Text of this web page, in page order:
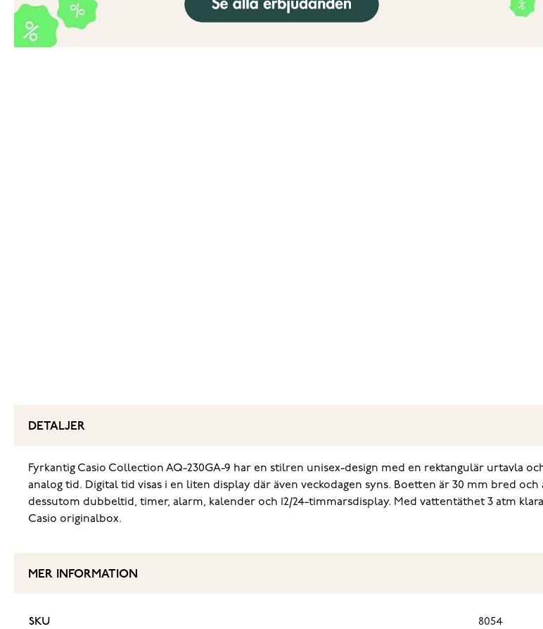
DETALJER
Fyrkantig Casio Collection AQ-230GA-9 har en stilren unisex-design med en rektangulär urtavla
analog tid. Digital tid visas i en liten display där även veckodagen syns. Boetten är 30 mm bred
dessutom dubbeltid, timer, alarm, kalender och 12/24-timmarsdisplay. Med vattentäthet 3 atm
Casio originalbox.
MER INFORMATION
SKU 8054